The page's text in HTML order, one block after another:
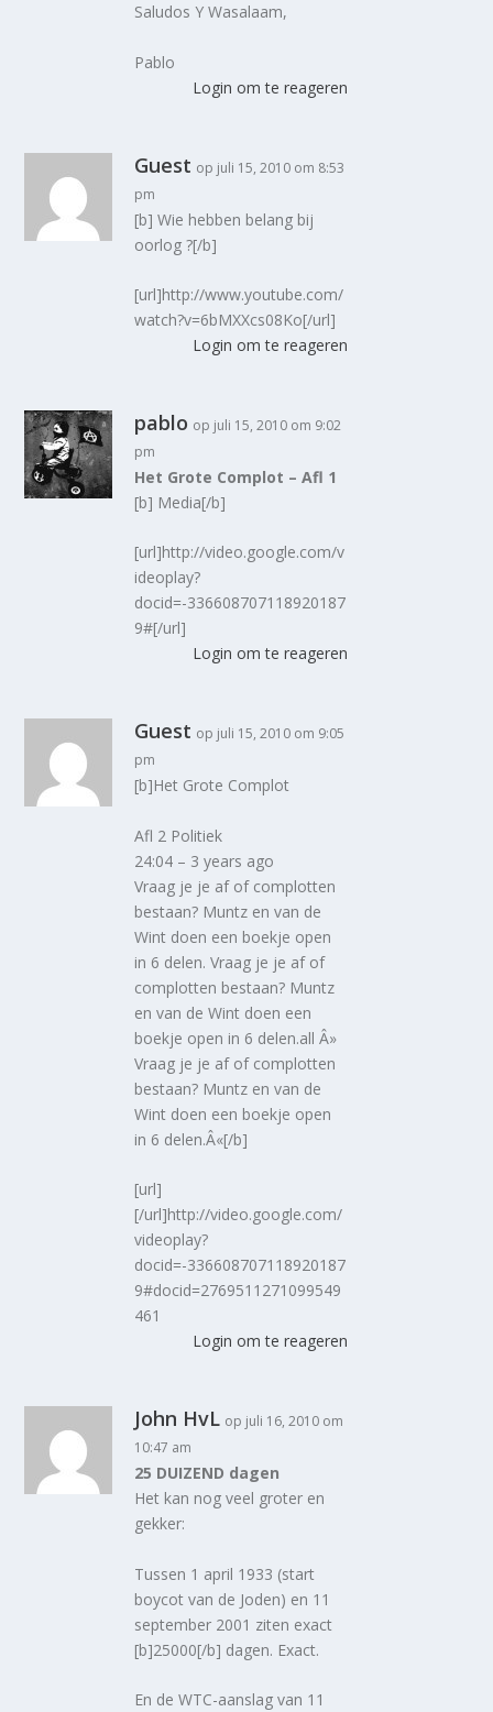
Saludos Y Wasalaam,
Pablo
Login om te reageren
Guest op juli 15, 2010 om 8:53
pm
[b] Wie hebben belang bij
oorlog ?[/b]
[url]http://www.youtube.com/
watch?v=6bMXXcs08Ko[/url]
Login om te reageren
pablo op juli 15, 2010 om 9:02
pm
Het Grote Complot – Afl 1
[b] Media[/b]
[url]http://video.google.com/v
ideoplay?
docid=-336608707118920187
9#[/url]
Login om te reageren
Guest op juli 15, 2010 om 9:05
pm
[b]Het Grote Complot
Afl 2 Politiek
24:04 – 3 years ago
Vraag je je af of complotten
bestaan? Muntz en van de
Wint doen een boekje open
in 6 delen. Vraag je je af of
complotten bestaan? Muntz
en van de Wint doen een
boekje open in 6 delen.all Â»
Vraag je je af of complotten
bestaan? Muntz en van de
Wint doen een boekje open
in 6 delen.Â«[/b]
[url]
[/url]http://video.google.com/
videoplay?
docid=-336608707118920187
9#docid=2769511271099549
461
Login om te reageren
John HvL op juli 16, 2010 om
10:47 am
25 DUIZEND dagen
Het kan nog veel groter en
gekker:
Tussen 1 april 1933 (start
boycot van de Joden) en 11
september 2001 ziten exact
[b]25000[/b] dagen. Exact.
En de WTC-aanslag van 11